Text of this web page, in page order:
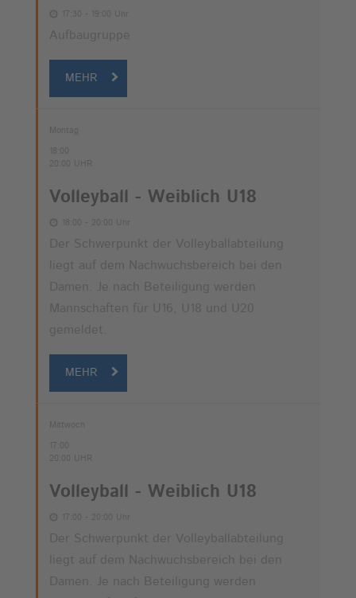
17:30 - 19:00 Uhr
Aufbaugruppe
MEHR
18:00
20:00 UHR
Volleyball - Weiblich U18
18:00 - 20:00 Uhr
Der Schwerpunkt der Volleyballabteilung
liegt auf dem Nachwuchsbereich bei den
Damen. Je nach Beteiligung werden
Mannschaften für U16, U18 und U20
gemeldet.
MEHR
20:00 UHR
Volleyball - Weiblich U18
17:00 - 20:00 Uhr
Der Schwerpunkt der Volleyballabteilung
liegt auf dem Nachwuchsbereich bei den
Damen. Je nach Beteiligung werden